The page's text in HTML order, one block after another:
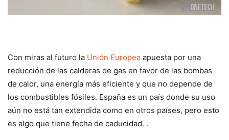
Con miras al futuro la Unión Europea apuesta por una
reducción de las calderas de gas en favor de las bombas
de calor, una energía más eficiente y que no depende de
los combustibles fósiles. España es un país donde su uso
aún no está tan extendida como en otros países, pero esto
es algo que tiene fecha de caducidad. .